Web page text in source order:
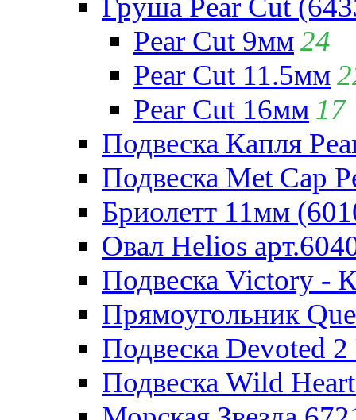
Pear Cut 9мм24
Pear Cut 11.5мм
Pear Cut 16мм 17
Подвеска Капля
Подвеска Met Cap
Бриолетт 11мм
Овал Helios
Подвеска Victory -
Прямоугольник
Подвеска Devoted
Подвеска Wild